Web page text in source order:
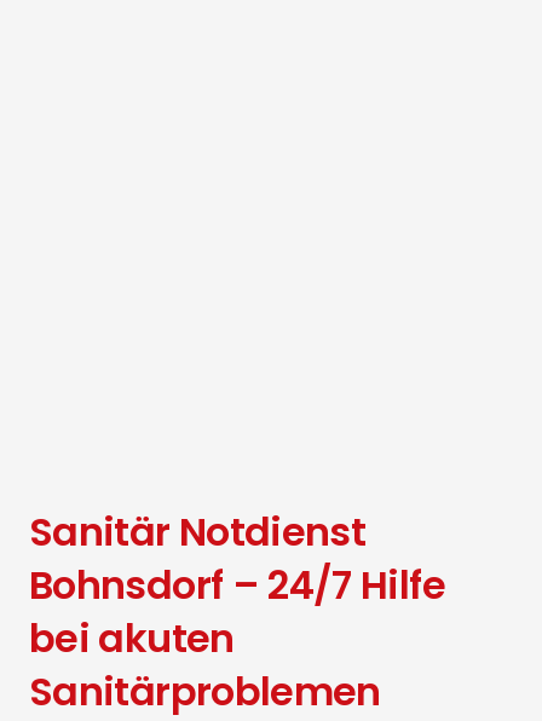
Sanitär Notdienst
Bohnsdorf – 24/7 Hilfe
bei akuten
Sanitärproblemen